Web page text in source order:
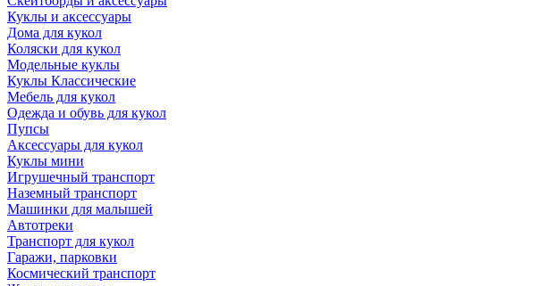
Куклы и аксессуары
Дома для кукол
Коляски для кукол
Модельные куклы
Куклы Классические
Мебель для кукол
Одежда и обувь для кукол
Пупсы
Аксессуары для кукол
Куклы мини
Игрушечный транспорт
Наземный транспорт
Машинки для малышей
Автотреки
Транспорт для кукол
Гаражи, парковки
Космический транспорт